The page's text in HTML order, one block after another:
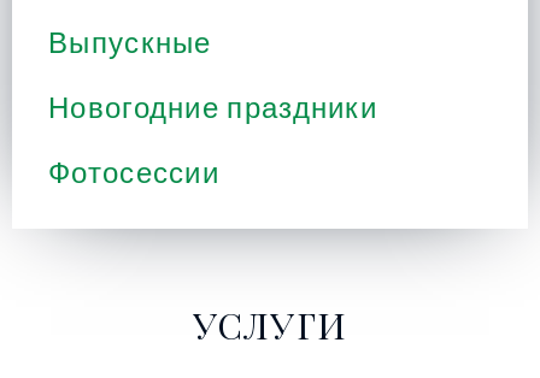
Выпускные
Новогодние праздники
Фотосессии
УСЛУГИ